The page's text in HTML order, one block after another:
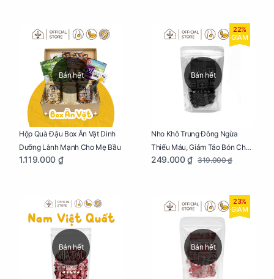
Bán hết
Hộp Quà Đậu Box Ăn Vặt Dinh
Dưỡng Lành Mạnh Cho Mẹ Bầu
1.119.000 ₫
Bán hết
22%
GIẢM
Nho Khô Trung Đông Ngừa
Thiếu Máu, Giảm Táo Bón Cho
Mẹ Bầu Túi 250g
249.000 ₫ 319.000 ₫
Bán hết Bán hết
23%
GIẢM